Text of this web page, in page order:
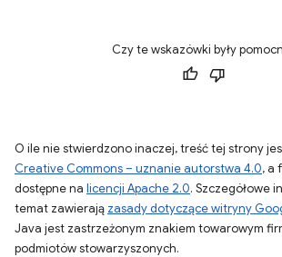
Czy te wskazówki były
O ile nie stwierdzono inaczej, treść tej strony
Creative Commons – uznanie autorstwa 4.0, a
dostępne na licencji Apache 2.0. Szczegółowe
temat zawierają zasady dotyczące witryny
Java jest zastrzeżonym znakiem towarowym
podmiotów stowarzyszonych.